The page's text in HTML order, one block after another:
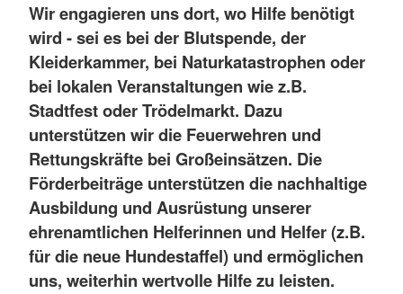
Wir engagieren uns dort, wo Hilfe benötigt
wird - sei es bei der Blutspende, der
Kleiderkammer, bei Naturkatastrophen oder
bei lokalen Veranstaltungen wie z.B.
Stadtfest oder Trödelmarkt. Dazu
unterstützen wir die Feuerwehren und
Rettungskräfte bei Großeinsätzen. Die
Förderbeiträge unterstützen die nachhaltige
Ausbildung und Ausrüstung unserer
ehrenamtlichen Helferinnen und Helfer (z.B.
für die neue Hundestaffel) und ermöglichen
uns, weiterhin wertvolle Hilfe zu leisten.